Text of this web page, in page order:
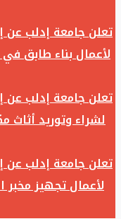
تعلن جامعة إدلب عن
لأعمال بناء طابق
تعلن جامعة إدلب عن
لشراء وتوريد أثاث
تعلن جامعة إدلب عن
لأعمال تجهيز مخبر